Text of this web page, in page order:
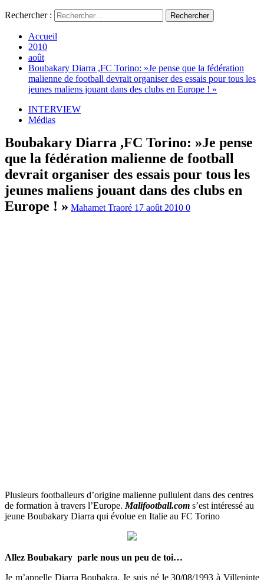
Rechercher :
Accueil
2010
août
Boubakary Diarra ,FC Torino: »Je pense que la fédération
malienne de football devrait organiser des essais pour tous les
jeunes maliens jouant dans des clubs en Europe ! »
INTERVIEW
Médias
Boubakary Diarra ,FC Torino: »Je pense
que la fédération malienne de football
devrait organiser des essais pour tous les
jeunes maliens jouant dans des clubs en
Europe ! » Mahamet Traoré 17 août 2010 0
Plusieurs footballeurs d’origine malienne pullulent dans des centres
de formation à travers l’Europe. Malifootball.com s’est intéressé au
jeune Boubakary Diarra qui évolue en Italie au FC Torino
Allez Boubakary parle nous un peu de toi…
Je m’appelle Diarra Boubakra. Je suis né le 30/08/1993 à Villepinte